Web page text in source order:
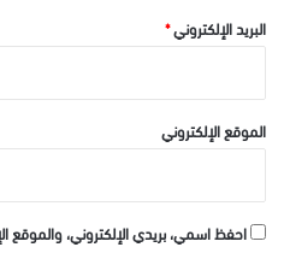
البريد الإلكتروني*
الموقع الإلكتروني
احفظ اسمي، بريدي الإلكتروني، والموقع